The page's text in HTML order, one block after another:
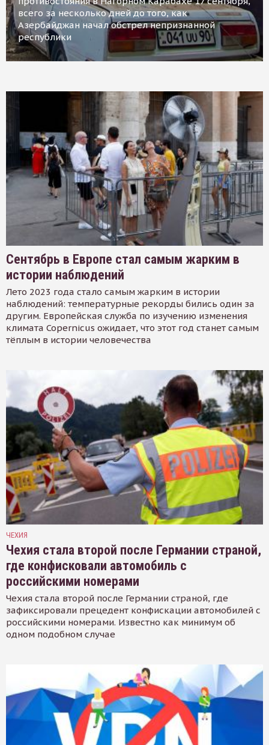
всего за несколько дней до того, как
Азербайджан начал обстрел непризнанной
республики
Сентябрь в Европе стал самым жарким в
истории наблюдений
Лето 2023 года стало самым жарким в истории
наблюдений: температурные рекорды бились один за
другим. Европейская служба по изучению изменения
климата Copernicus ожидает, что этот год станет самым
тёплым в истории человечества
ЧЕХИЯ
Чехия стала второй после Германии страной,
где конфисковали автомобиль с
российскими номерами
Чехия стала второй после Германии страной, где
зафиксировали прецедент конфискации автомобилей с
российскими номерами. Известно как минимум об
одном подобном случае